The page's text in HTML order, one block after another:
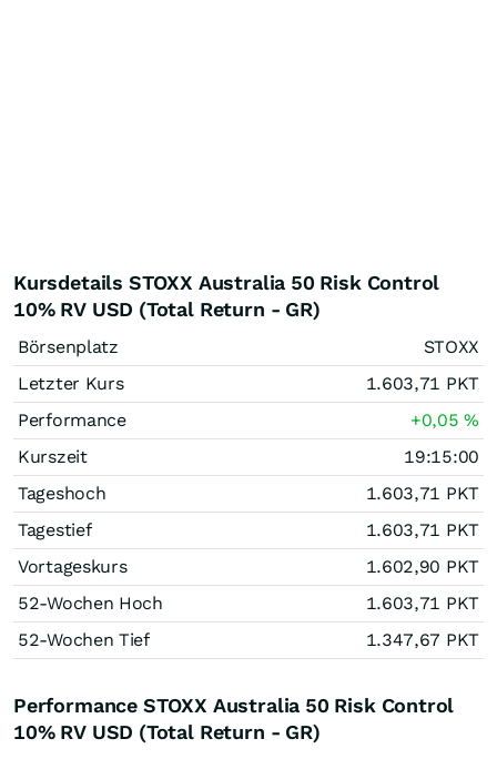
Kursdetails STOXX Australia 50 Risk Control
10% RV USD (Total Return - GR)
Börsenplatz
STOXX
Letzter Kurs
1.603,71 PKT
Performance
+0,05%
Kurszeit
19:15:00
Tageshoch
1.603,71 PKT
Tagestief
1.603,71 PKT
Vortageskurs
1.602,90 PKT
52-Wochen Hoch
1.603,71 PKT
52-Wochen Tief
1.347,67 PKT
Performance STOXX Australia 50 Risk Control
10% RV USD (Total Return - GR)